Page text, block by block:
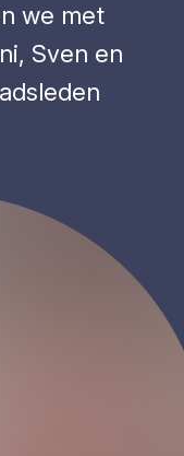
we met
Sven en